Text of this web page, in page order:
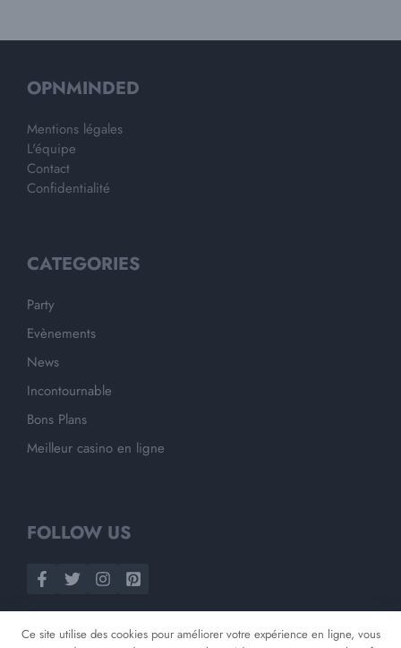
OPNMINDED
Mentions légales
L'équipe
Contact
Confidentialité
CATEGORIES
Party
Evènements
News
Incontournable
Bons Plans
Meilleur casino en ligne
FOLLOW US
Ce site utilise des cookies pour améliorer votre expérience en ligne, vous